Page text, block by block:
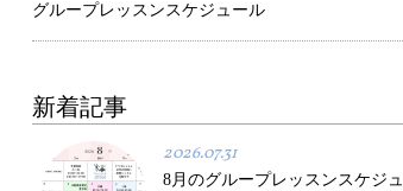
グループレッスンスケジュール
新着記事
2026.07.31
8月のグループレッスンスケジュ